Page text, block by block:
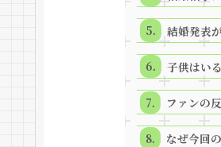
結婚発表
子供はい
ファンの
なぜ今回